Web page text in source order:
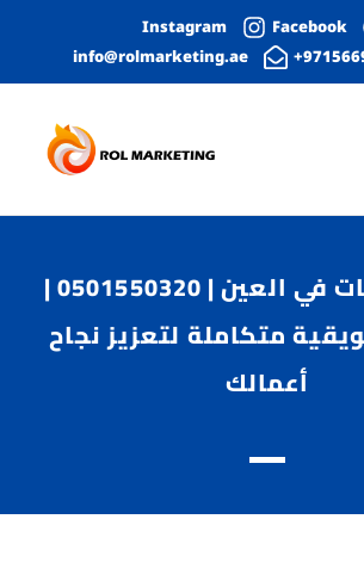
Facebook
Instagram
info@rolmarketing.ae
شركة إعلانات في العين | 0501550320 |
متكاملة لتعزيز نجاح
أعمالك